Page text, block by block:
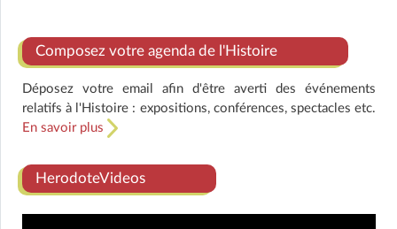
Composez votre agenda de l'Histoire
Déposez votre email afin d'être averti des événements
relatifs à l'Histoire : expositions, conférences, spectacles etc.
En savoir plus
HerodoteVideos